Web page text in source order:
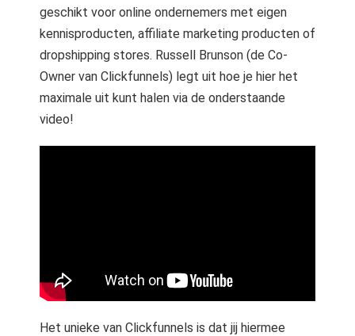
geschikt voor online ondernemers met eigen
kennisproducten, affiliate marketing producten of
dropshipping stores. Russell Brunson (de Co-
Owner van Clickfunnels) legt uit hoe je hier het
maximale uit kunt halen via de onderstaande
video!
Het unieke van Clickfunnels is dat jij hiermee